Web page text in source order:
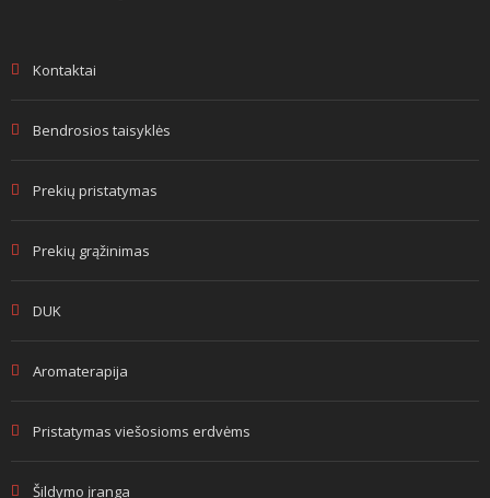
Kontaktai
Bendrosios taisyklės
Prekių pristatymas
Prekių grąžinimas
DUK
Aromaterapija
Pristatymas viešosioms erdvėms
Šildymo įranga